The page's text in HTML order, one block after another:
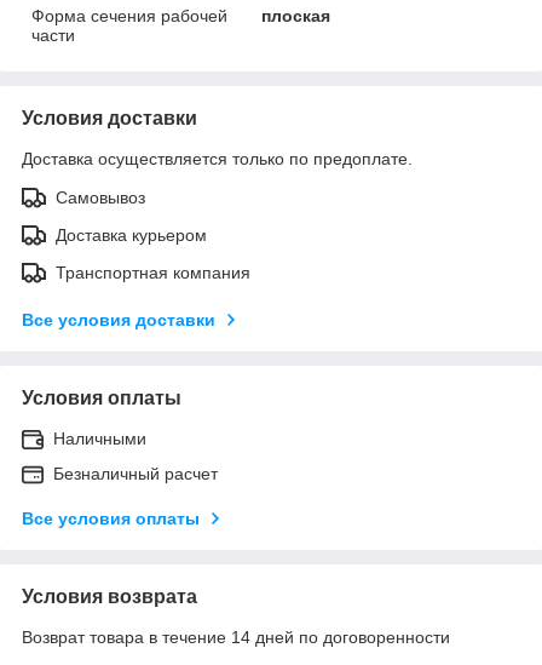
Форма сечения рабочей
части
плоская
Условия доставки
Доставка осуществляется только по предоплате.
Самовывоз
Доставка курьером
Транспортная компания
Все условия доставки
Условия оплаты
Наличными
Безналичный расчет
Все условия оплаты
Условия возврата
Возврат товара в течение 14 дней по договоренности